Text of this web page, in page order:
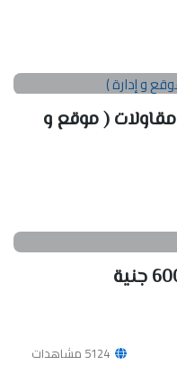
( موقع و
5124 مشاهدات